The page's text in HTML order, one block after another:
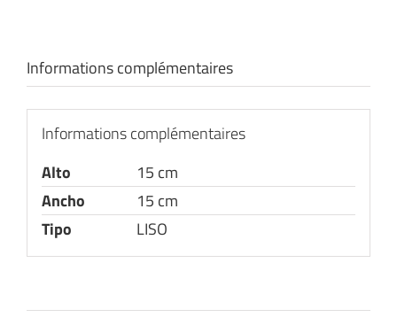
Informations complémentaires
Informations complémentaires
Alto
15 cm
Ancho
15 cm
Tipo
LISO